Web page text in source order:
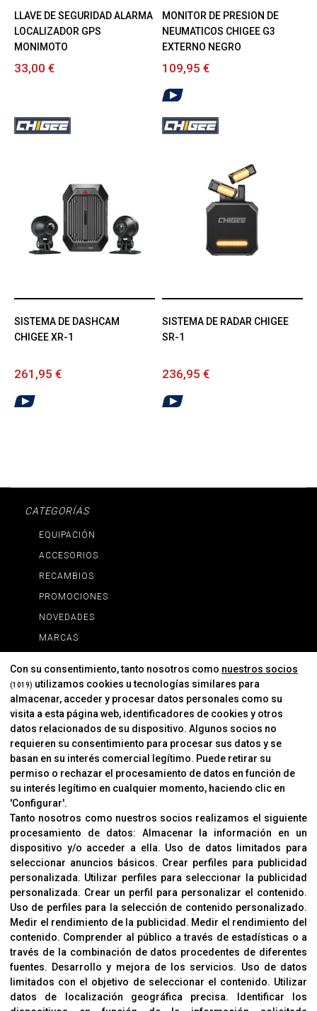
LLAVE DE SEGURIDAD ALARMA
LOCALIZADOR GPS
MONIMOTO
33,00 €
MONITOR DE PRESION DE
NEUMATICOS CHIGEE G3
EXTERNO NEGRO
109,95 €
SISTEMA DE DASHCAM
CHIGEE XR-1
261,95 €
SISTEMA DE RADAR CHIGEE
SR-1
236,95 €
CATEGORÍAS
EQUIPACIÓN
ACCESORIOS
RECAMBIOS
PROMOCIONES
NOVEDADES
MARCAS
INFORMACIÓN
Contacto
Cambios Y Devoluciones
CORVER
Aviso Legal
Sobre Nosotros
Cookies
Política De Privacidad
OFICINAS
C/ Coneixement 5, 08850
CONTACTO
Con su consentimiento, tanto nosotros como nuestros socios
(1019) utilizamos cookies u tecnologías similares para
almacenar, acceder y procesar datos personales como su
visita a esta página web, identificadores de cookies y otros
datos relacionados de su dispositivo. Algunos socios no
requieren su consentimiento para procesar sus datos y se
basan en su interés comercial legítimo. Puede retirar su
permiso o rechazar el procesamiento de datos en función de
su interés legítimo en cualquier momento, haciendo clic en
'Configurar'.
Tanto nosotros como nuestros socios realizamos el siguiente
procesamiento de datos: Almacenar la información en un
dispositivo y/o acceder a ella. Uso de datos limitados para
seleccionar anuncios básicos. Crear perfiles para publicidad
personalizada. Utilizar perfiles para seleccionar la publicidad
personalizada. Crear un perfil para personalizar el contenido.
Uso de perfiles para la selección de contenido personalizado.
Medir el rendimiento de la publicidad . Medir el rendimiento del
contenido. Comprender al público a través de estadísticas o a
través de la combinación de datos procedentes de diferentes
fuentes. Desarrollo y mejora de los servicios. Uso de datos
limitados con el objetivo de seleccionar el contenido. Utilizar
datos de localización geográfica precisa.
Identificar los